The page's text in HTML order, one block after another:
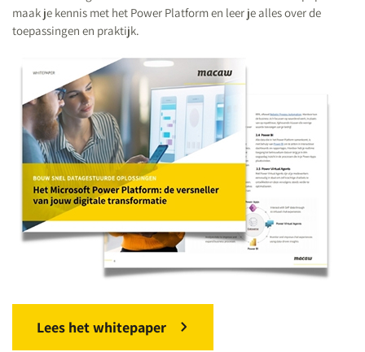
maak je kennis met het Power Platform en leer je alles over de
toepassingen en praktijk.
Lees het whitepaper